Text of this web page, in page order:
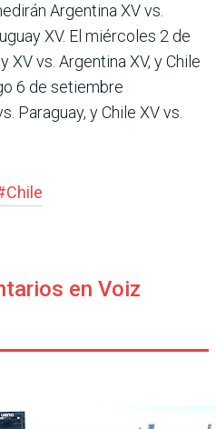
Argen­tina XV vs.
XV. El miér­coles 2 de
XV vs. Argentina XV, y Chile
6 de setiembre
Paraguay, y Chile XV vs.
Chile
en Voiz